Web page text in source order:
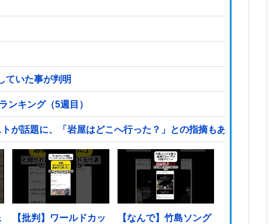
ていた事が判明
ンキング（5週目）
が話題に、「岩屋はどこへ行った？」との指摘もあるが……他
【批判】ワールドカッ
【なんで】竹島ソング